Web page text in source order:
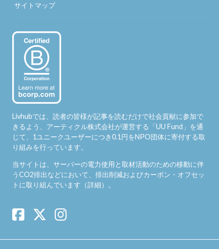
サイトマップ
Livhubでは、読者の皆様が記事を読むだけで社会貢献に参加で
きるよう、アーティクル株式会社が運営する「UU Fund 」を通
じて、1ユニークユーザーにつき0.1円をNPO団体に寄付する取
り組みを行っています。
当サイトは、サーバーの電力使用と取材活動のための移動に伴
うCO2排出などにおいて、排出削減およびカーボン・オフセッ
トに取り組んでいます（詳細）。